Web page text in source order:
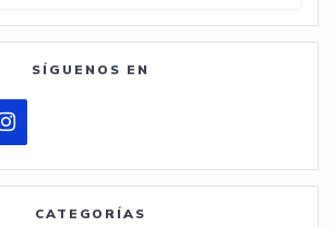
SÍGUENOS EN
CATEGORÍAS